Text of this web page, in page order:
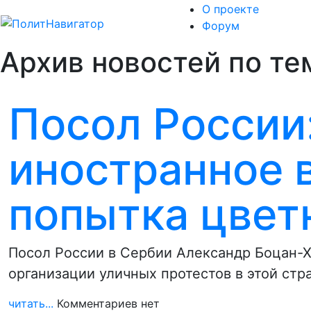
О проекте
Форум
Архив новостей по
Посол
иностранное
попытка
Посол России в Сербии Александр Боцан-
организации уличных протестов в этой
читать... Комментариев нет